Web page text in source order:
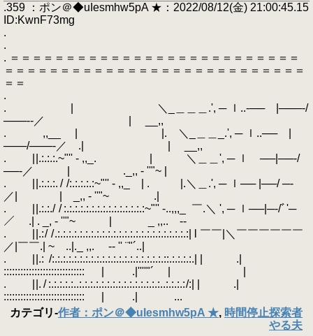
.359 ：ポン＠◆uIesmhw5pA ★：2022/08/12(金) 21:00:45.15
ID:KwnF73mg
.
.
. ＝＝＝＝＝＝＝＝＝＝＝＝＝＝＝＝＝＝＝＝＝＝＝＝＝＝
＝＝＝＝＝＝＝＝＝＝＝＝＝＝＝＝＝＝＝＝＝＝＝＝＝＝＝
＝＝
.
. | ＼_＿＿＿.', ─ ｌ..‐── |───‐/
───‐‐／ | __,,
. ,,__ | |. ＼_＿＿_.', ─ ｌ..── |
───/───‐／ .| | __,,
. | |.:.:.:.~"'' - ,,_. | ＼＿＿', ─ ｌ ──|──‐/
──‐／ | ._,, - ''"~ |
. | |.:.:.:. / /:.:.:.:.:~"'' - ,,_ | . |.＼＿.', ─ ｌ── |──/ ─‐
／| | _,, - ''"~ .|
. | |.:.:./ / :.:.:.:.:.:.:.:.:.:.:.:.:.:.:~"'' -..,,,_ ￣.＼ ', ─ ｌ──|─‐/ﾞ'─
／ .| . _, - ''"~ | _ ,,.. -‐
. | |.: / / .:.:.:.:.:.:.:.:.:.:.:.:.:.:.:.:.:.:.:.:.:.:.:.:| l ￣￣|＼￣￣￣￣￣￣
／|￣￣.| ~ ..|._ ,,. -‐ '' ¨"´..|
. | |.: /:.:.:.:.:.:.:.:.:.:.:.:.:.:.:.:.:.:.:.:.::.:.:.:.:.| | .|
::::::::::::::::::::::::::::: | .|''''"´ | |
. | |. / :.:.:.:.:..:.:.:.:.:.:.:.:.:.:.:.:.:.:.:..:.:.:.: /:| | .|
::::::::::::::::::::::::::::: | .| ...
カテゴリ-作者：ポン＠◆uIesmhw5pA ★, 時間停止探索者
やる夫